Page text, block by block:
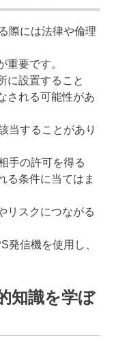
際には法律や倫理
重要です。
に設置すること
される可能性があ
当することがあり
手の許可を得る
る条件に当てはま
リスクにつながる
発信機を使用し、
知識を学ぼ